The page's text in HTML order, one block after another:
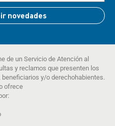
novedades
de un Servicio de Atención al
y reclamos que presenten los
y/o derechohabientes.
ofrece